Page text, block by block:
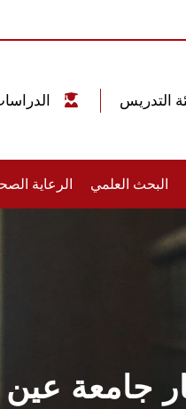
البحث العلمي الرعاية
جامعة